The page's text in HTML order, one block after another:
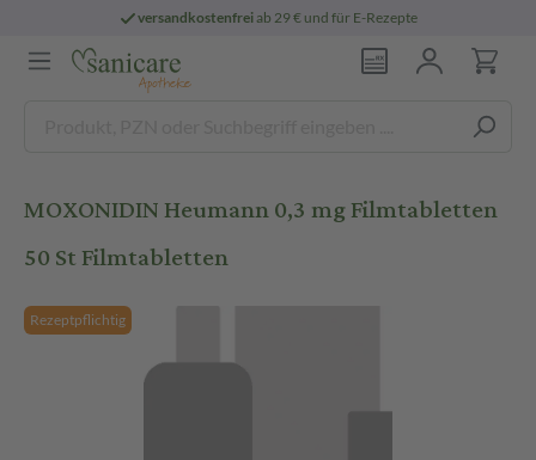
versandkostenfreiab 29 € und für E-Rezepte
MOXONIDIN Heumann 0,3 mg Filmtabletten
50 St Filmtabletten
Rezeptpflichtig